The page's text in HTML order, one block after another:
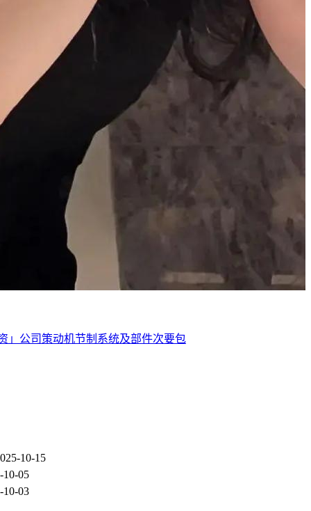
」公司策动机节制系统及部件次要包
10-15
10-05
10-03